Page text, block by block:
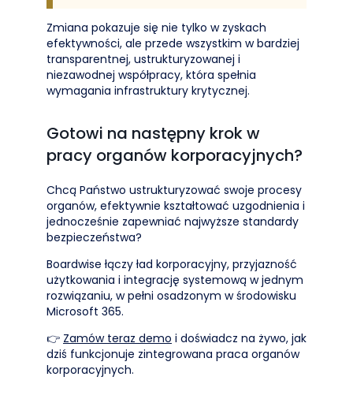
Zmiana pokazuje się nie tylko w zyskach
efektywności, ale przede wszystkim w bardziej
transparentnej, ustrukturyzowanej i
niezawodnej współpracy, która spełnia
wymagania infrastruktury krytycznej.
Gotowi na następny krok w
pracy organów korporacyjnych?
Chcą Państwo ustrukturyzować swoje procesy
organów, efektywnie kształtować uzgodnienia i
jednocześnie zapewniać najwyższe standardy
bezpieczeństwa?
Boardwise łączy ład korporacyjny, przyjazność
użytkowania i integrację systemową w jednym
rozwiązaniu, w pełni osadzonym w środowisku
Microsoft 365.
👉 Zamów teraz demo i doświadcz na żywo, jak
dziś funkcjonuje zintegrowana praca organów
korporacyjnych.